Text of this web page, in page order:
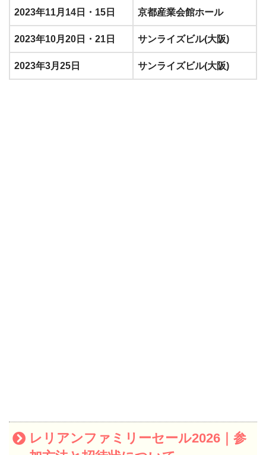
2023年11月14日・15日 京都産業会館ホール
2023年10月20日・21日 サンライズビル(大阪)
2023年3月25日 サンライズビル(大阪)
レリアンファミリーセール2026｜参